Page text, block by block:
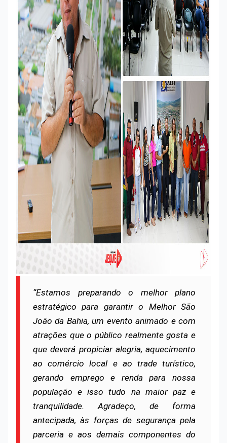
“Estamos preparando o melhor plano
estratégico para garantir o Melhor São
João da Bahia, um evento animado e com
atrações que o público realmente gosta e
que deverá propiciar alegria, aquecimento
ao comércio local e ao trade turístico,
gerando emprego e renda para nossa
população e isso tudo na maior paz e
tranquilidade. Agradeço, de forma
antecipada, às forças de segurança pela
parceria e aos demais componentes do